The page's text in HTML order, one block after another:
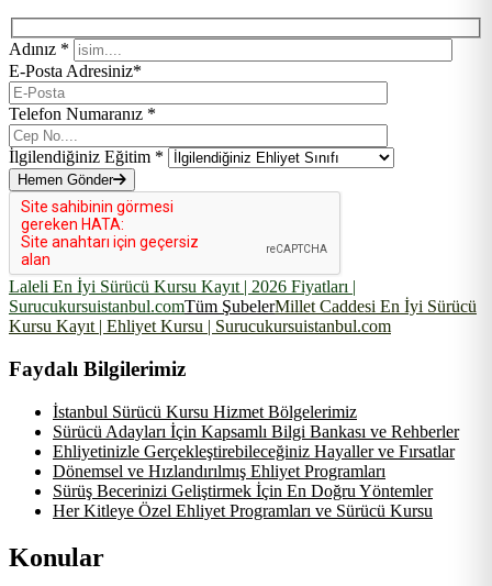
Adınız *
E-Posta Adresiniz*
Telefon Numaranız *
İlgilendiğiniz Eğitim *
Hemen Gönder
Laleli En İyi Sürücü Kursu Kayıt | 2026 Fiyatları |
Surucukursuistanbul.comTüm ŞubelerMillet Caddesi En İyi Sürücü
Kursu Kayıt | Ehliyet Kursu | Surucukursuistanbul.com
Faydalı Bilgilerimiz
İstanbul Sürücü Kursu Hizmet Bölgelerimiz
Sürücü Adayları İçin Kapsamlı Bilgi Bankası ve Rehberler
Ehliyetinizle Gerçekleştirebileceğiniz Hayaller ve Fırsatlar
Dönemsel ve Hızlandırılmış Ehliyet Programları
Sürüş Becerinizi Geliştirmek İçin En Doğru Yöntemler
Her Kitleye Özel Ehliyet Programları ve Sürücü Kursu
Konular